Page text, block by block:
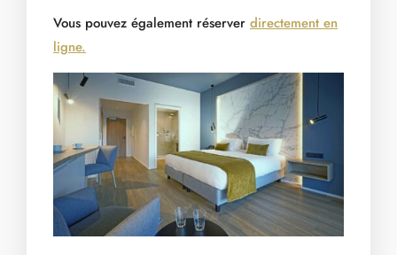
Vous pouvez également réserver directement en
ligne.